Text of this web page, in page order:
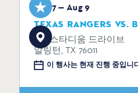
Aug 7 — Aug 9
TEXAS RANGERS VS.
734 스타디움 드라이브
알링턴, TX 76011
이 행사는 현재 진행 중입니